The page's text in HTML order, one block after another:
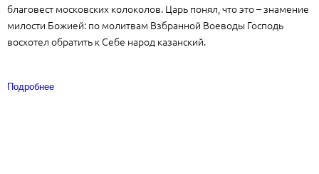
благовест московских колоколов. Царь понял, что это – знамение
милости Божией: по молитвам Взбранной Воеводы Господь
восхотел обратить к Себе народ казанский.
Подробнее